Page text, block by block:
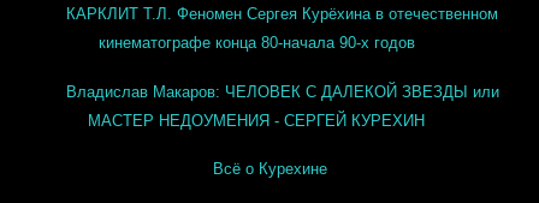
КАРКЛИТ Т.Л. Феномен Сергея Курёхина в отечественном
кинематографе конца 80-начала 90-х годов
Владислав Макаров: ЧЕЛОВЕК С ДАЛЕКОЙ ЗВЕЗДЫ или
МАСТЕР НЕДОУМЕНИЯ - СЕРГЕЙ КУРЕХИН
Всё о Курехине